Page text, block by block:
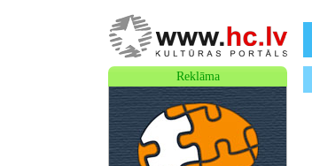
Reklāma